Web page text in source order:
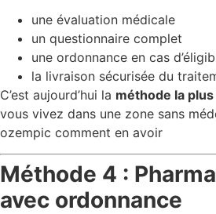
une évaluation médicale
un questionnaire complet
une ordonnance en cas
la livraison sécurisée du
C’est aujourd’hui la méthode la
vous vivez dans une zone sans
ozempic comment en avoir
Méthode 4 :
avec ordonnance